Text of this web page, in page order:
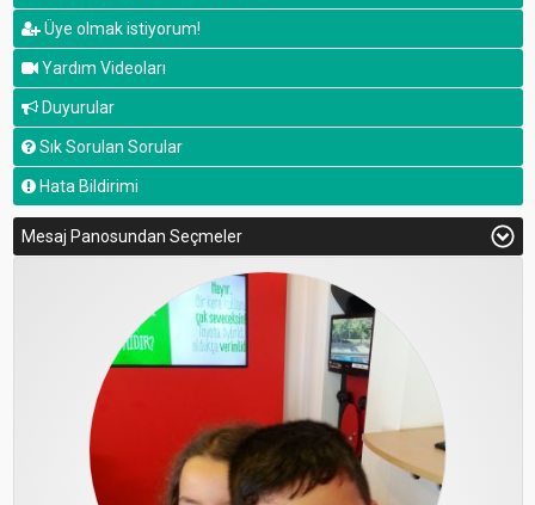
Üye olmak istiyorum!
Yardım Videoları
Duyurular
Sık Sorulan Sorular
Hata Bildirimi
Mesaj Panosundan Seçmeler